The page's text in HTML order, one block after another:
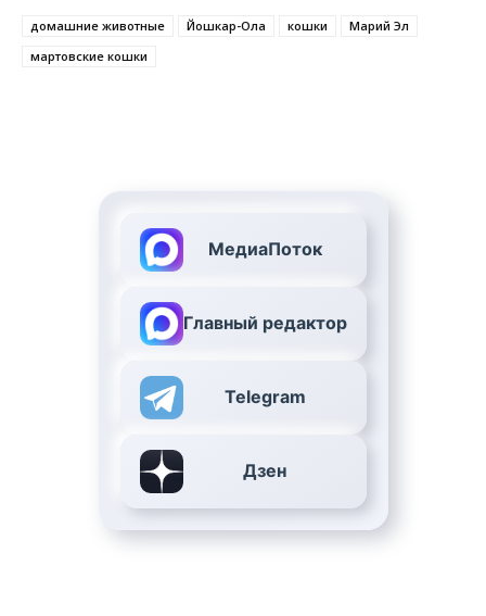
домашние животные Йошкар-Ола кошки
Марий Эл
мартовские кошки
МедиаПоток
Главный редактор
Telegram
Дзен